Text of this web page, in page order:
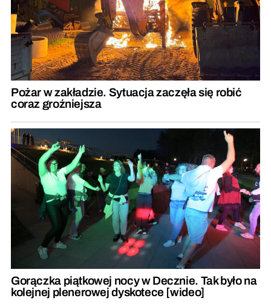
Pożar w zakładzie. Sytuacja zaczęła się robić
coraz groźniejsza
Gorączka piątkowej nocy w Decznie. Tak było na
kolejnej plenerowej dyskotece [wideo]